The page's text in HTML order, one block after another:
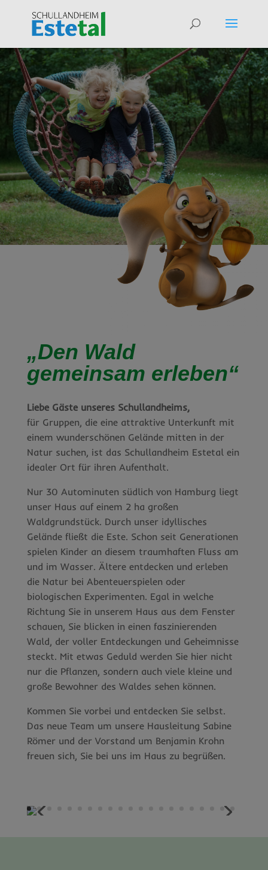
„Den Wald
gemeinsam erleben“
Liebe Gäste unseres Schullandheims,
für Gruppen, die eine attraktive Unterkunft mit
einem wunderschönen Gelände mitten in der
Natur suchen, ist das Schullandheim Estetal ein
idealer Ort für ihren Aufenthalt.
Nur 30 Autominuten südlich von Hamburg liegt
unser Haus auf einem 2 ha großen
Waldgrundstück. Durch unser idyllisches
Gelände fließt die Este. Schon seit Generationen
spielen Kinder an diesem traumhaften Fluss am
und im Wasser. Ältere entdecken und erleben
die Natur bei Abenteuerspielen oder
biologischen Experimenten. Egal in welche
Richtung Sie in unserem Haus aus dem Fenster
schauen, Sie blicken in einen faszinierenden
Wald, der voller Entdeckungen und Geheimnisse
steckt. Mit etwas Geduld werden Sie hier nicht
nur die Pflanzen, sondern auch viele kleine und
große Bewohner des Waldes sehen können.
Kommen Sie vorbei und entdecken Sie selbst.
Das neue Team um unsere Hausleitung Sabine
Römer und der Vorstand um Benjamin Krohn
freuen sich, Sie bei uns im Haus zu begrüßen.